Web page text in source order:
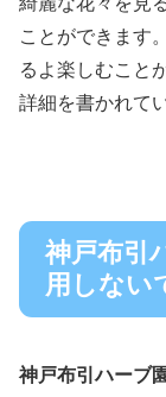
ことができます
るよ楽しむこと
詳細を書かれて
神戸布引
用しない
神戸布引ハーブ